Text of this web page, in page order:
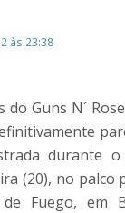
às 23:38
do Guns N´
durante o
(20), no palco
Fuego, em